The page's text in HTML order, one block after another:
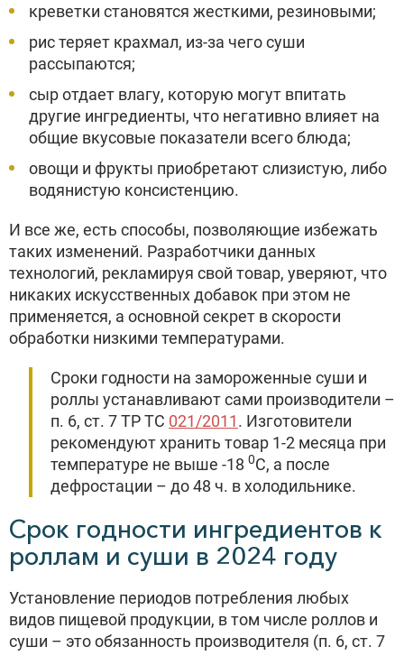
креветки становятся жесткими, резиновыми;
рис теряет крахмал, из-за чего суши
рассыпаются;
сыр отдает влагу, которую могут впитать
другие ингредиенты, что негативно влияет на
общие вкусовые показатели всего блюда;
овощи и фрукты приобретают слизистую, либо
водянистую консистенцию.
И все же, есть способы, позволяющие избежать
таких изменений. Разработчики данных
технологий, рекламируя свой товар, уверяют, что
никаких искусственных добавок при этом не
применяется, а основной секрет в скорости
обработки низкими температурами.
Сроки годности на замороженные суши и
роллы устанавливают сами производители –
п. 6, ст. 7 ТР ТС 021/2011. Изготовители
рекомендуют хранить товар 1-2 месяца при
температуре не выше -18 0С, а после
дефростации – до 48 ч. в холодильнике.
Срок годности ингредиентов к
роллам и суши в 2024 году
Установление периодов потребления любых
видов пищевой продукции, в том числе роллов и
суши – это обязанность производителя (п. 6, ст. 7